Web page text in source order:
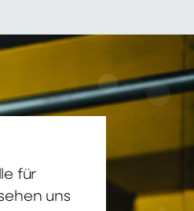
für
uns